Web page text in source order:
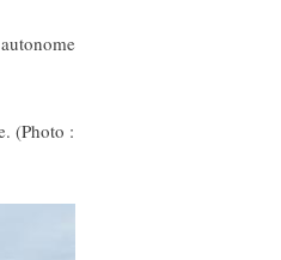
(Photo :